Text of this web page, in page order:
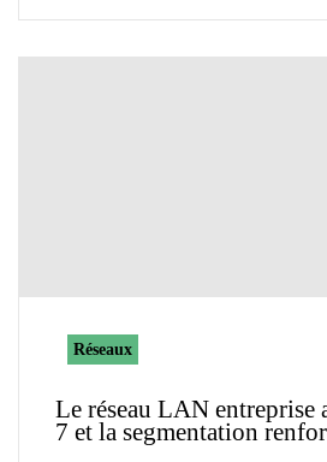
Réseaux
Le réseau LAN entreprise
7 et la segmentation